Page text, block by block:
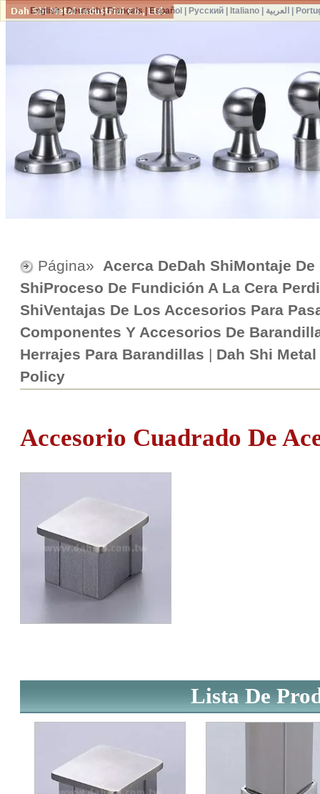
Página» Acerca DeDah ShiMontaje
ShiProceso De Fundición A La Cera
ShiVentajas De Los Accesorios Para
Componentes Y Accesorios De
Herrajes Para Barandillas | Dah Shi
Policy
Accesorio Cuadrado De
Lista De
English|Deutsch|Français|Español Русский| Italiano| العربية